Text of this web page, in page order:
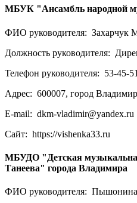
МБУК "Ансамбль народной
ФИО руководителя: Захарчук
Должность руководителя:
Телефон руководителя: 53-45-51
Адрес: 600007, город
E-mail: dkm-vladimir@yandex.ru
Сайт: https://vishenka33.ru
МБУДО "Детская
Танеева" города Владимира
ФИО руководителя: Пышонина